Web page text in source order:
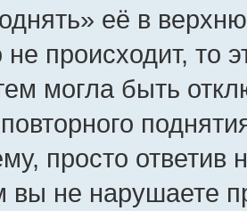
её в
не происходит, то
могла быть
просто ответив
не нарушаете